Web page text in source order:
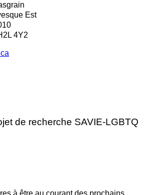
Est
4Y2
de recherche SAVIE-LGBTQ
à être au courant des prochains